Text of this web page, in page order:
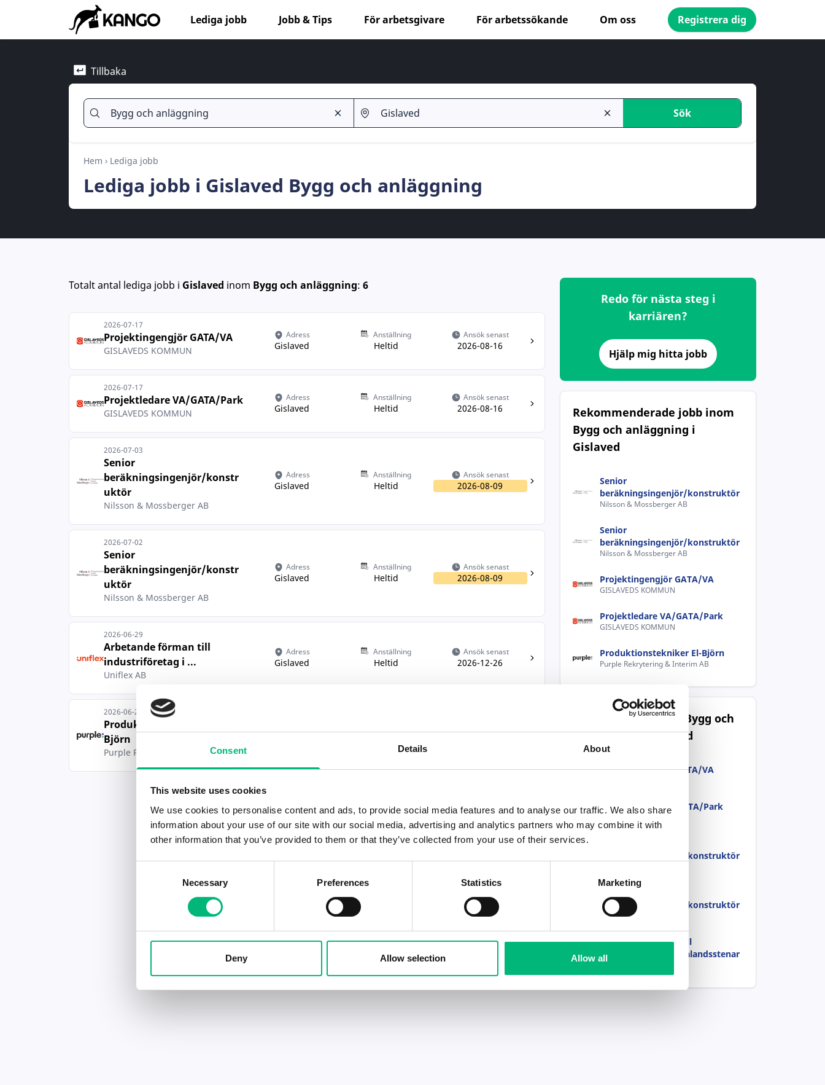
Consent Details About
This website uses cookies
We use cookies to personalise content and ads, to provide social media features and to analyse our traffic. We also share
information about your use of our site with our social media, advertising and analytics partners who may combine it with
other information that you’ve provided to them or that they’ve collected from your use of their services.
Necessary Preferences Statistics Marketing
Deny Allow selection Allow all
Lediga jobb Jobb & Tips För arbetsgivare För arbetssökande Om oss Registrera dig
Tillbaka
Sök
Hem › Lediga jobb
Lediga jobb i Gislaved Bygg och anläggning
Totalt antal lediga jobb i Gislaved inom Bygg och anläggning: 6
2026-07-17
Projektingengjör GATA/VA
GISLAVEDS KOMMUN
Adress
Gislaved
Anställning
Heltid
Ansök senast
2026-08-16
2026-07-17
Projektledare VA/GATA/Park
GISLAVEDS KOMMUN
Adress
Gislaved
Anställning
Heltid
Ansök senast
2026-08-16
2026-07-03
Senior
beräkningsingenjör/konstr
uktör
Nilsson & Mossberger AB
Adress
Gislaved
Anställning
Heltid
Ansök senast
2026-08-09
2026-07-02
Senior
beräkningsingenjör/konstr
uktör
Nilsson & Mossberger AB
Adress
Gislaved
Anställning
Heltid
Ansök senast
2026-08-09
2026-06-29
Arbetande förman till
industriföretag i ...
Uniflex AB
Adress
Gislaved
Anställning
Heltid
Ansök senast
2026-12-26
2026-06-23
Produktionstekniker El-
Björn
Purple Rekrytering & Interim AB
Redo för nästa steg i
karriären?
Hjälp mig hitta jobb
Rekommenderade jobb inom
Bygg och anläggning i
Gislaved
Senior
beräkningsingenjör/konstruktör
Nilsson & Mossberger AB
Senior
beräkningsingenjör/konstruktör
Nilsson & Mossberger AB
Projektingengjör GATA/VA
GISLAVEDS KOMMUN
Projektledare VA/GATA/Park
GISLAVEDS KOMMUN
Produktionstekniker El-Björn
Purple Rekrytering & Interim AB
Populära jobb inom Bygg och
anläggning i Gislaved
Projektingengjör GATA/VA
Projektledare VA/GATA/Park
beräkningsingenjör/konstruktör
beräkningsingenjör/konstruktör
Nilsson & Mossberger AB
Arbetande förman till
industriföretag i Smålandsstenar
Uniflex AB